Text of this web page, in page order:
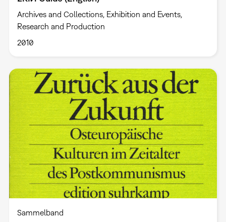
Archives and Collections, Exhibition and Events,
Research and Production
2010
Sammelband